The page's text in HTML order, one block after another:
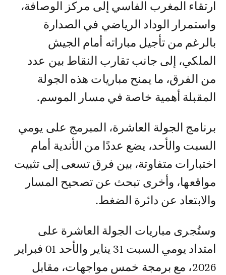
ارتقاء المغرب الفاسي إلى مركز الوصافة،
واستمرار الوداد الرياضي في الصدارة
بالرغم من تأجيل مباراته أمام الجيش
الملكي، إلى جانب تقارب النقاط بين عدد
من الفرق، ما يمنح مباريات هذه الجولة
المقبلة أهمية خاصة في مسار الموسم.
برنامج الجولة العاشرة، المبرمج على يومي
السبت والأحد، يضع عددًا من الأندية أمام
اختبارات متفاوتة، بين فرق تسعى إلى تثبيت
مواقعها، وأخرى تبحث عن تصحيح المسار
والابتعاد عن دائرة الضغط.
وستُجرى مباريات الجولة العاشرة على
امتداد يومي السبت 31 يناير والأحد 01 فبراير
2026، مع برمجة خمس مواجهات، مقابل